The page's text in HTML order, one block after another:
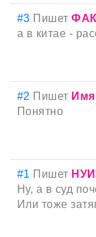
#3 Пишет
а в китае -
#2 Пишет Имя
Понятно
#1 Пишет
Ну, а в суд
Или тоже